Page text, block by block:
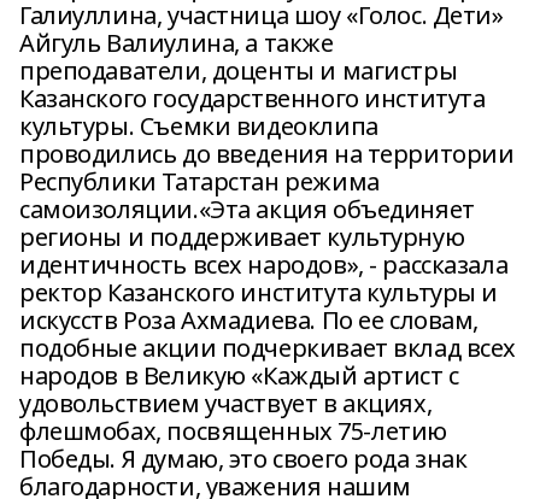
Галиуллина, участница шоу «Голос. Дети»
Айгуль Валиулина, а также
преподаватели, доценты и магистры
Казанского государственного института
культуры. Съемки видеоклипа
проводились до введения на территории
Республики Татарстан режима
самоизоляции.«Эта акция объединяет
регионы и поддерживает культурную
идентичность всех народов», - рассказала
ректор Казанского института культуры и
искусств Роза Ахмадиева. По ее словам,
подобные акции подчеркивает вклад всех
народов в Великую «Каждый артист с
удовольствием участвует в акциях,
флешмобах, посвященных 75-летию
Победы. Я думаю, это своего рода знак
благодарности, уважения нашим